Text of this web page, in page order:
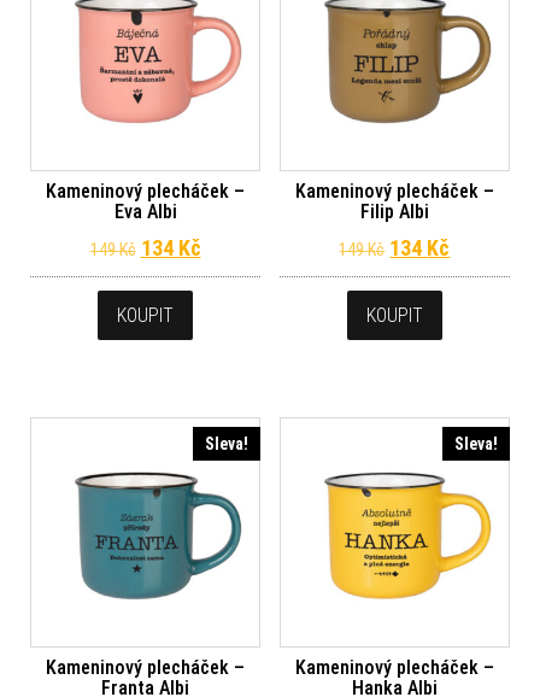
Kameninový plecháček –
Eva Albi
149Kč Původní cena byla: 149 Kč.
134 KčAktuální cena je: 134 Kč.
KOUPIT
Kameninový plecháček –
Filip Albi
149Kč Původní cena
134 Kč
KOUPIT
Sleva!
Kameninový plecháček –
Franta Albi
Sleva!
Kameninový plecháček –
Hanka Albi